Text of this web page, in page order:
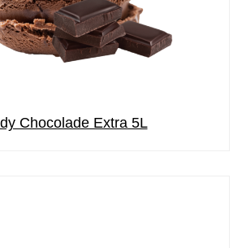
Chocolade Extra 5L